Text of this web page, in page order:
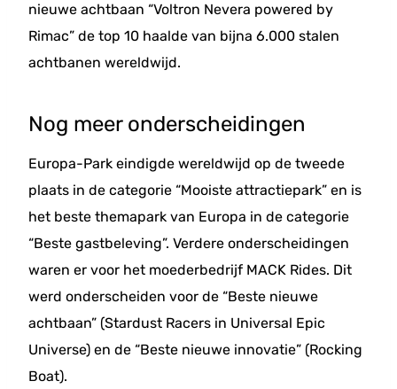
nieuwe achtbaan “Voltron Nevera powered by
Rimac” de top 10 haalde van bijna 6.000 stalen
achtbanen wereldwijd.
Nog meer onderscheidingen
Europa-Park eindigde wereldwijd op de tweede
plaats in de categorie “Mooiste attractiepark” en is
het beste themapark van Europa in de categorie
“Beste gastbeleving”. Verdere onderscheidingen
waren er voor het moederbedrijf MACK Rides. Dit
werd onderscheiden voor de “Beste nieuwe
achtbaan” (Stardust Racers in Universal Epic
Universe) en de “Beste nieuwe innovatie” (Rocking
Boat).